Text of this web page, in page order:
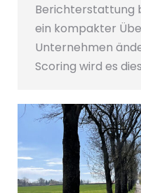
Berichterstattung
ein kompakter
Unternehmen
Scoring wird es